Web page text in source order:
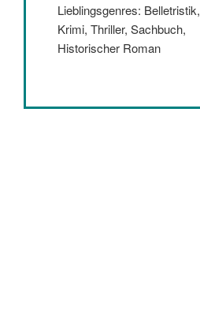
Lieblingsgenres: Belletristik,
Krimi, Thriller, Sachbuch,
Historischer Roman